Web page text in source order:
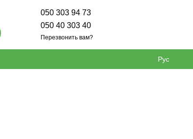
050 303 94 73
050 40 303 40
Перезвонить вам?
Рус